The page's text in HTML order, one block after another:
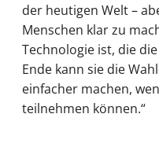
der heutigen Welt –
Menschen klar zu
Technologie ist, die
Ende kann sie die
einfacher machen,
teilnehmen können.“